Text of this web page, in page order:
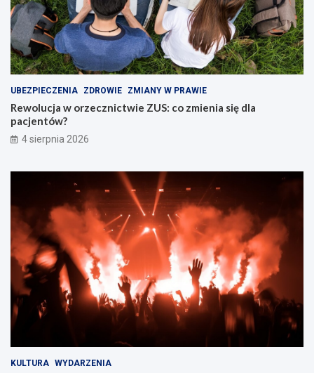
UBEZPIECZENIA ZDROWIE ZMIANY W PRAWIE
Rewolucja w orzecznictwie ZUS: co zmienia się dla
pacjentów?
4 sierpnia 2026
KULTURA WYDARZENIA